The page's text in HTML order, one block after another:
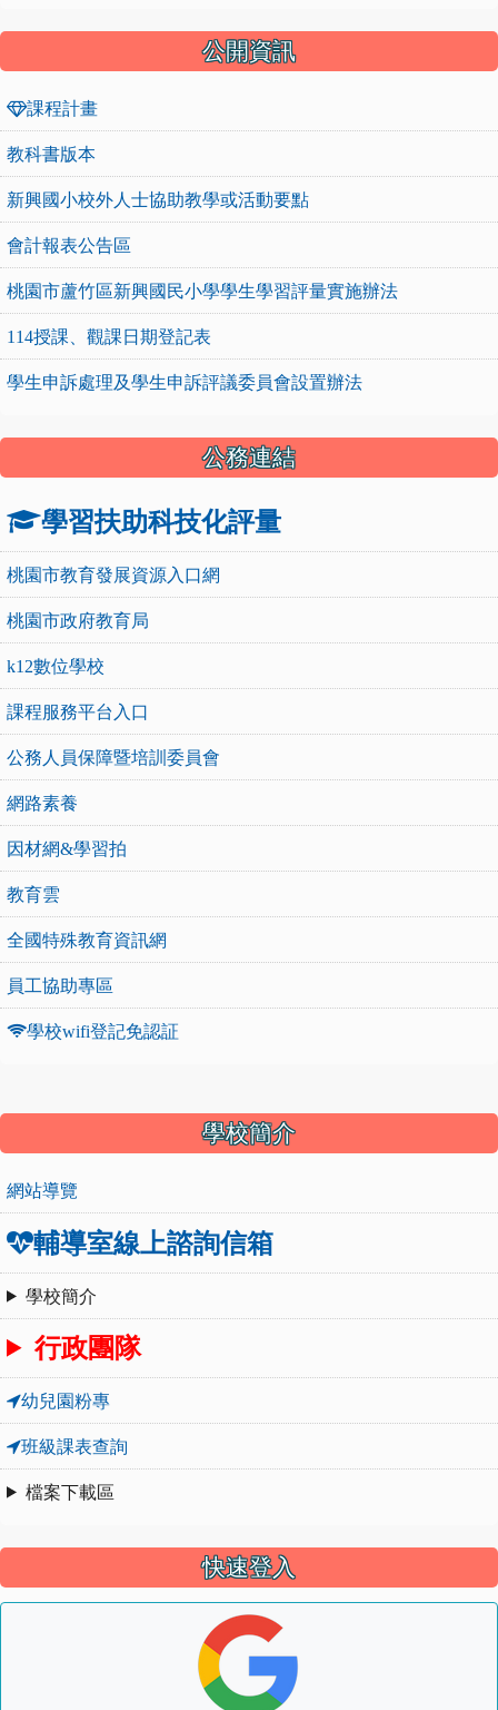
公開資訊
課程計畫
教科書版本
新興國小校外人士協助教學或活動要點
會計報表公告區
桃園市蘆竹區新興國民小學學生學習評量實施辦法
114授課、觀課日期登記表
學生申訴處理及學生申訴評議委員會設置辦法
公務連結
學習扶助科技化評量
桃園市教育發展資源入口網
桃園市政府教育局
k12數位學校
課程服務平台入口
公務人員保障暨培訓委員會
網路素養
因材網&學習拍
教育雲
全國特殊教育資訊網
員工協助專區
學校wifi登記免認証
學校簡介
網站導覽
輔導室線上諮詢信箱
學校簡介
行政團隊
幼兒園粉專
班級課表查詢
檔案下載區
快速登入